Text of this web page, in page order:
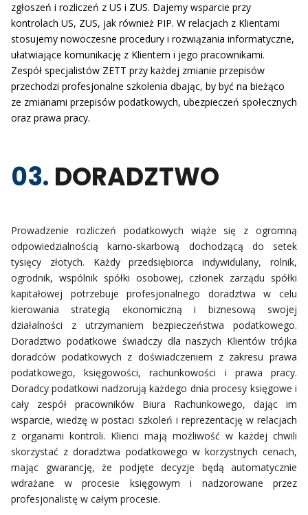
zgłoszeń i rozliczeń z US i ZUS. Dajemy wsparcie przy
kontrolach US, ZUS, jak również PIP. W relacjach z Klientami
stosujemy nowoczesne procedury i rozwiązania informatyczne,
ułatwiające komunikację z Klientem i jego pracownikami.
Zespół specjalistów ZETT przy każdej zmianie przepisów
przechodzi profesjonalne szkolenia dbając, by być na bieżąco
ze zmianami przepisów podatkowych, ubezpieczeń społecznych
oraz prawa pracy.
03. DORADZTWO
Prowadzenie rozliczeń podatkowych wiąże się z ogromną
odpowiedzialnością karno-skarbową dochodzącą do setek
tysięcy złotych. Każdy przedsiębiorca indywidulany, rolnik,
ogrodnik, wspólnik spółki osobowej, członek zarządu spółki
kapitałowej potrzebuje profesjonalnego doradztwa w celu
kierowania strategią ekonomiczną i biznesową swojej
działalności z utrzymaniem bezpieczeństwa podatkowego.
Doradztwo podatkowe świadczy dla naszych Klientów trójka
doradców podatkowych z doświadczeniem z zakresu prawa
podatkowego, księgowości, rachunkowości i prawa pracy.
Doradcy podatkowi nadzorują każdego dnia procesy księgowe i
cały zespół pracowników Biura Rachunkowego, dając im
wsparcie, wiedzę w postaci szkoleń i reprezentację w relacjach
z organami kontroli. Klienci mają możliwość w każdej chwili
skorzystać z doradztwa podatkowego w korzystnych cenach,
mając gwarancję, że podjęte decyzje będą automatycznie
wdrażane w procesie księgowym i nadzorowane przez
profesjonalistę w całym procesie.